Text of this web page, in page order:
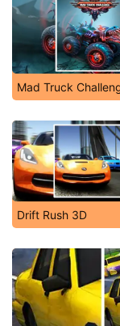
Mad Truck
Drift Rush 3D